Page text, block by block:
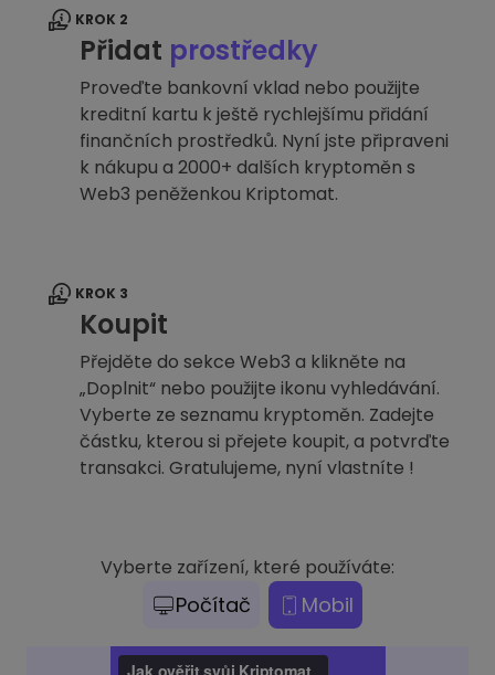
KROK 2
Přidat prostředky
Proveďte bankovní vklad nebo použijte
kreditní kartu k ještě rychlejšímu přidání
finančních prostředků. Nyní jste připraveni
k nákupu a 2000+ dalších kryptoměn s
Web3 peněženkou Kriptomat.
KROK 3
Koupit
Přejděte do sekce Web3 a klikněte na
„Doplnit“ nebo použijte ikonu vyhledávání.
Vyberte ze seznamu kryptoměn. Zadejte
částku, kterou si přejete koupit, a potvrďte
transakci. Gratulujeme, nyní vlastníte !
Vyberte zařízení, které používáte:
Počítač Mobil